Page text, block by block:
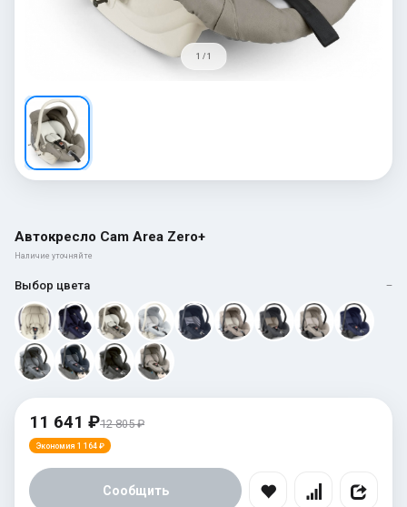
1 / 1
Автокресло Cam Area Zero+
Наличие уточняйте
Выбор цвета —
11 641 ₽12 805 ₽
Экономия 1 164 ₽
Сообщить